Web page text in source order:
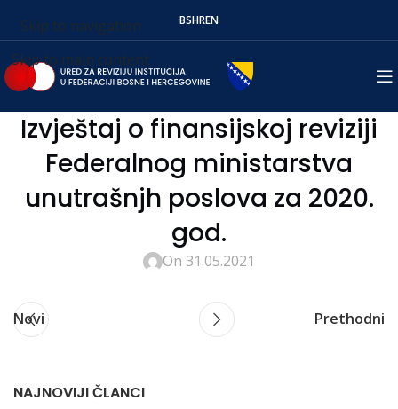
Skip to navigation
Skip to main content
BSHREN
Izvještaj o finansijskoj reviziji
Federalnog ministarstva
unutrašnjh poslova za 2020.
god.
On 31.05.2021
Novi Prethodni
NAJNOVIJI ČLANCI